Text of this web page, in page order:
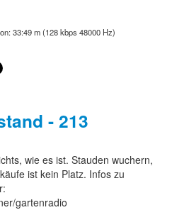
33:49 m (128 kbps 48000 Hz)
- 213
wie es ist. Stauden wuchern,
ist kein Platz. Infos zu
gartenradio